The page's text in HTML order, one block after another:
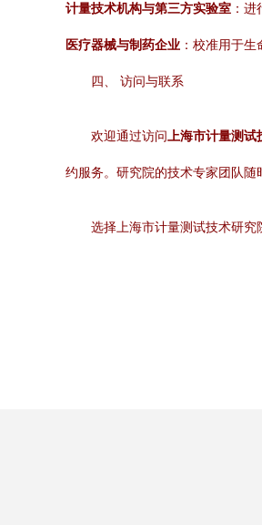
计量技术机构与第三方实验室 ：
医疗器械与制药企业 ：校准用于
四、 访问与联系
欢迎通过访问 上海市计量测
约服务。研究院的技术专家团队随
选择上海市计量测试技术研究